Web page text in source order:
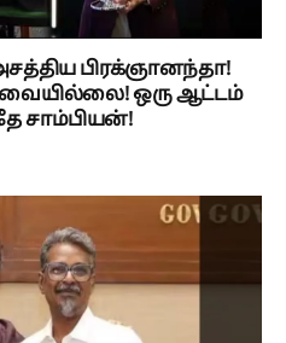
பிரக்ஞானந்தா!
ஒரு ஆட்டம்
சாம்பியன்!